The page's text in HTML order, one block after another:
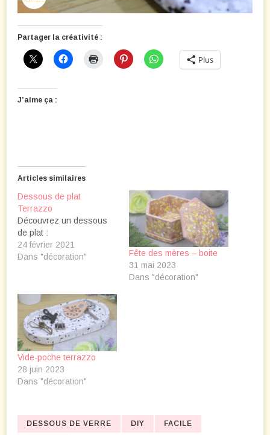
Partager la créativité :
Plus
J’aime ça :
Articles similaires
Dessous de plat
Terrazzo
Découvrez un dessous
de plat :
24 février 2021
Dans "décoration"
Fête des mères – boite
31 mai 2023
Dans "décoration"
Vide-poche terrazzo
28 juin 2023
Dans "décoration"
DESSOUS DE VERRE DIY FACILE